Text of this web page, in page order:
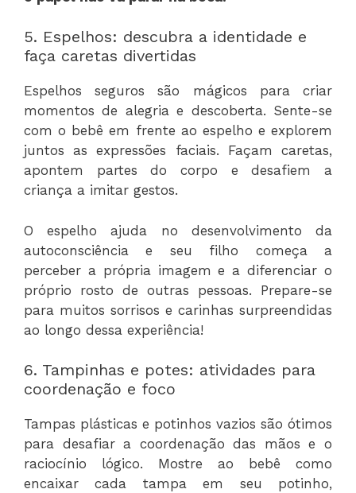
5. Espelhos: descubra a identidade e
faça caretas divertidas
Espelhos seguros são mágicos para criar
momentos de alegria e descoberta. Sente-se
com o bebê em frente ao espelho e explorem
juntos as expressões faciais. Façam caretas,
apontem partes do corpo e desafiem a
criança a imitar gestos.
O espelho ajuda no desenvolvimento da
autoconsciência e seu filho começa a
perceber a própria imagem e a diferenciar o
próprio rosto de outras pessoas. Prepare-se
para muitos sorrisos e carinhas surpreendidas
ao longo dessa experiência!
6. Tampinhas e potes: atividades para
coordenação e foco
Tampas plásticas e potinhos vazios são ótimos
para desafiar a coordenação das mãos e o
raciocínio lógico. Mostre ao bebê como
encaixar cada tampa em seu potinho,